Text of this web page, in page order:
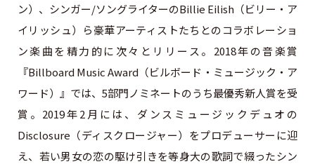
ン）、シンガー/ソングライターのBillie Eilish（ビリー・ア
イリッシュ）ら豪華アーティストたちとのコラボレーショ
ン楽曲を精力的に次々とリリース。2018年の音楽賞
『Billboard Music Award（ビルボード・ミュージック・ア
ワード）』では、5部門ノミネートのうち最優秀新人賞を受
賞。2019年2月には、ダンスミュージックデュオの
Disclosure（ディスクロージャー）をプロデューサーに迎
え、若い男女の恋の駆け引きを等身大の歌詞で綴ったシン